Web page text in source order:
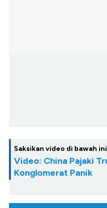
Saksikan video di bawah
Video: China Pajaki
Konglomerat Panik